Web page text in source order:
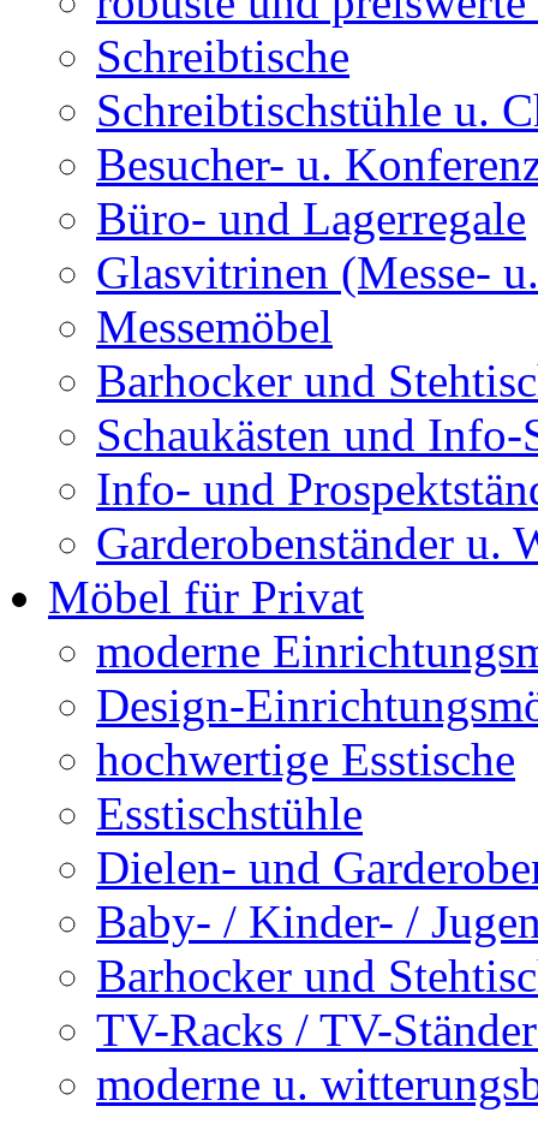
Schreibtische
Schreibtischstühle u.
Besucher- u.
Büro- und Lagerregale
Glasvitrinen (Messe-
Messemöbel
Barhocker und
Schaukästen und Info-
Info- und
Garderobenständer u.
Möbel für Privat
moderne
Design-
hochwertige Esstische
Esstischstühle
Dielen- und
Baby- / Kinder- /
Barhocker und
TV-Racks / TV-
moderne u.